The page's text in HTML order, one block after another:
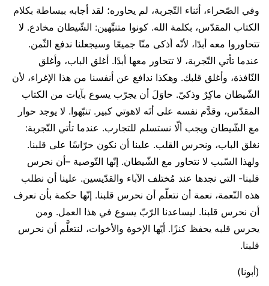
وفي الصّحراء، أثناء التّجربة، لم يحاوره؛ لقد أجابه ببساطة بكلام
الكتاب المقدّس، بكلمة الله. كونوا متنبِّهين: الشّيطان مخادع. لا
تتحاوروا معه أبدًا، لأنّه أذكى منّا جميعًا وسيجعلنا ندفع الثّمن.
عندما تأتي التّجربة، لا تتحاور معها أبدًا. أغلق الباب، وأغلق
النّافذة، وأغلق قلبك. وهكذا ندافع عن أنفسنا من هذا الإغراء، لأن
الشّيطان ماكِرٌ وذكيّ. حاوَلَ أن يجرّب يسوع بآيات من الكتاب
المقدّس، وقدَّم نفسه على أنَه لاهوتي كبير. تنبّهوا. لا يوجد حوار
مع الشّيطان ويجب ألّا نستسلم للتجارب. عندما تأتي التّجربة:
نغلق الباب، ونحرس القلب. علينا أن نكون حرّاسًا على قلبنا.
ولهذا السّبب لا نتحاور مع الشّيطان. إنّها التّوصية –أن نحرس
قلبنا- التي نجدها عند مُختلف الآباء والقدّيسين. علينا أن نطلب
هذه النّعمة، نعمة أن نتعلّم أن نحرس قلبنا. إنّها حكمة بأن نعرف
أن نحرس قلبنا. ليساعدنا الرّبّ يسوع في هذا العمل. ومن
يحرس قلبه يحفظ كنزًا. أيّها الإخوة والأخوات، لنتعلَّم أن نحرس
قلبنا.
(أبونا)